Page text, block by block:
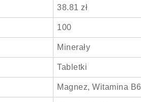
38.81 zł
100
Minerały
Tabletki
Magnez, Witamina B6